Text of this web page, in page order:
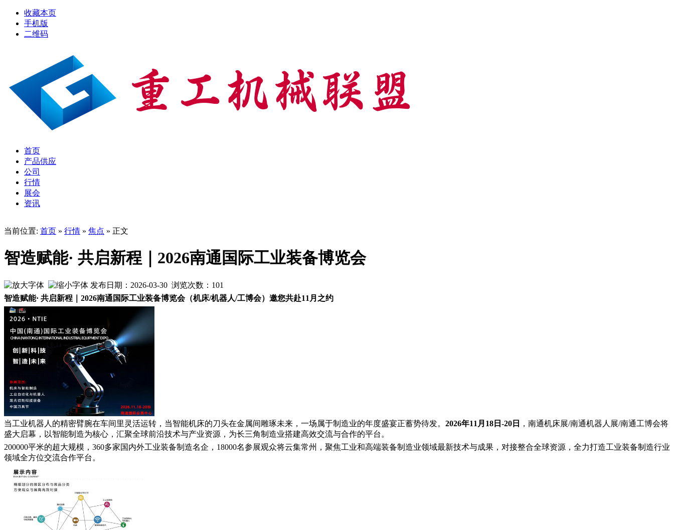
收藏本页
手机版
二维码
首页
产品供应
公司
行情
展会
资讯
当前位置: 首页 » 行情 » 焦点 » 正文
智造赋能· 共启新程｜2026南通国际工业装备博览会
发布日期：2026-03-30 浏览次数： 101
智造赋能· 共启新程｜2026南通国际工业装备博览会（机床/机器人/工博会）邀您共赴11月之约
当工业机器人的精密臂腕在车间里灵活运转，当智能机床的刀头在金属间雕琢未来，一场属于制造业的年度盛宴正蓄势待发。 2026年11月18日-20日
，南通机床展/南通机器人展/南通工博会将
盛大启幕，以智能制造为核心，汇聚全球前沿技术与产业资源，为长三角制造业搭建高效交流与合作的平台。
200000平米的超大规模，360多家国内外工业装备制造名企，18000名参展观众将云集常州，聚焦工业和高端装备制造业领域最新技术与成果，对接整合全球资源，全力打造工业装备制造行业
领域全方位交流合作平台。